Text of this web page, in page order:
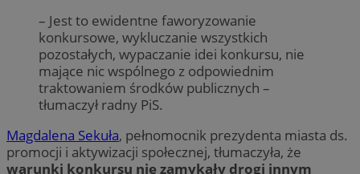
– Jest to ewidentne faworyzowanie
konkursowe, wykluczanie wszystkich
pozostałych, wypaczanie idei konkursu, nie
mające nic wspólnego z odpowiednim
traktowaniem środków publicznych –
tłumaczył radny PiS.
Magdalena Sekuła, pełnomocnik prezydenta miasta ds.
promocji i aktywizacji społecznej, tłumaczyła, że
warunki konkursu nie zamykały drogi innym